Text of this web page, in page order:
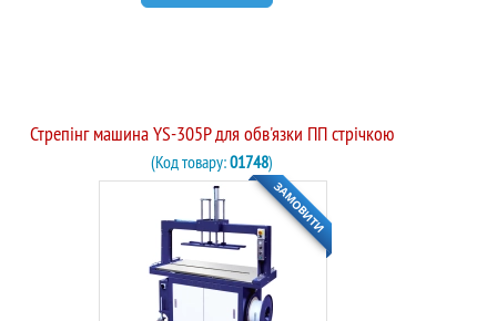
Стрепінг машина YS-305P для обв'язки ПП стрічкою
(Код товару:01748)
ЗАМОВИТИ